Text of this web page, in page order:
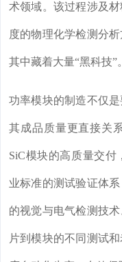
术领域。该过程涉及
度的物理化学检测分
其中藏着大量“黑科技”。
功率模块的制造不仅
其成品质量更直接关
SiC模块的高质量交
业标准的测试验证体
的视觉与电气检测技
片到模块的不同测试